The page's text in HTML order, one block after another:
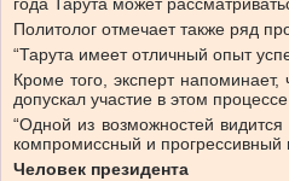
Политолог отмечает также ряд
“Тарута имеет отличный опыт
Кроме того, эксперт
допускал участие в этом
“Одной из возможностей
компромиссный и прогрессивный
Человек президента